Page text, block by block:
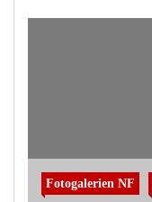
Fotogalerien NF